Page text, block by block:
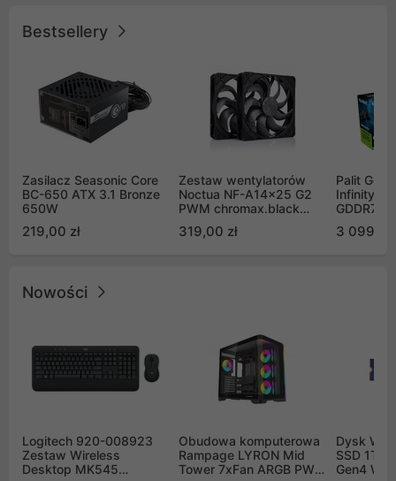
Bestsellery
Zasilacz Seasonic Core
BC-650 ATX 3.1 Bronze
650W
219,00 zł
Zestaw wentylatorów
Noctua NF-A14x25 G2
PWM chromax.black
Push Pull (2szt)
319,00 zł
Palit
Infinity 3
GDDR7
GB2050S)
3 099,00
Nowości
Logitech 920-008923
Zestaw Wireless
Desktop MK545
Obudowa komputerowa
Rampage LYRON Mid
Tower 7xFan ARGB PWM
Dysk WD
SSD 1TB
Gen4